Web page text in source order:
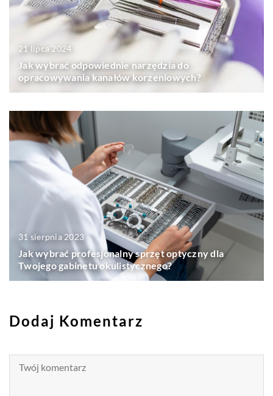
21 lipca 2024
Jak wybrać odpowiednie narzędzia do
opracowywania kanałów korzeniowych?
31 sierpnia 2023
Jak wybrać profesjonalny sprzęt optyczny dla
Twojego gabinetu okulistycznego?
Dodaj Komentarz